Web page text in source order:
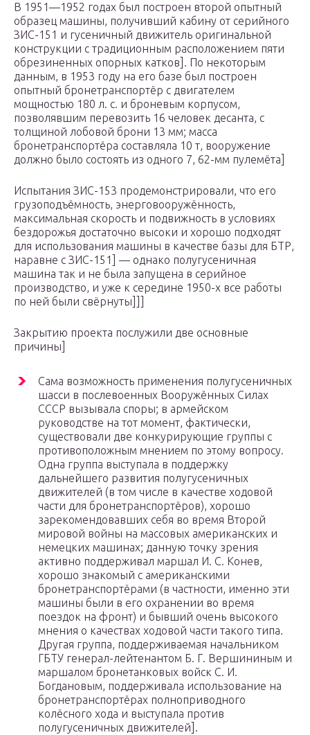
В 1951—1952 годах был построен второй опытный
образец машины, получивший кабину от серийного
ЗИС-151 и гусеничный движитель оригинальной
конструкции с традиционным расположением пяти
обрезиненных опорных катков]. По некоторым
данным, в 1953 году на его базе был построен
опытный бронетранспортёр с двигателем
мощностью 180 л. с. и броневым корпусом,
позволявшим перевозить 16 человек десанта, с
толщиной лобовой брони 13 мм; масса
бронетранспортёра составляла 10 т, вооружение
должно было состоять из одного 7, 62-мм пулемёта]
Испытания ЗИС-153 продемонстрировали, что его
грузоподъёмность, энерговооружённость,
максимальная скорость и подвижность в условиях
бездорожья достаточно высоки и хорошо подходят
для использования машины в качестве базы для БТР,
наравне с ЗИС-151] — однако полугусеничная
машина так и не была запущена в серийное
производство, и уже к середине 1950-х все работы
по ней были свёрнуты]]]
Закрытию проекта послужили две основные
причины]
Сама возможность применения полугусеничных
шасси в послевоенных Вооружённых Силах
СССР вызывала споры; в армейском
руководстве на тот момент, фактически,
существовали две конкурирующие группы с
противоположным мнением по этому вопросу.
Одна группа выступала в поддержку
дальнейшего развития полугусеничных
движителей (в том числе в качестве ходовой
части для бронетранспортёров), хорошо
зарекомендовавших себя во время Второй
мировой войны на массовых американских и
немецких машинах; данную точку зрения
активно поддерживал маршал И. С. Конев,
хорошо знакомый с американскими
бронетранспортёрами (в частности, именно эти
машины были в его охранении во время
поездок на фронт) и бывший очень высокого
мнения о качествах ходовой части такого типа.
Другая группа, поддерживаемая начальником
ГБТУ генерал-лейтенантом Б. Г. Вершининым и
маршалом бронетанковых войск С. И.
Богдановым, поддерживала использование на
бронетранспортёрах полноприводного
колёсного хода и выступала против
полугусеничных движителей].